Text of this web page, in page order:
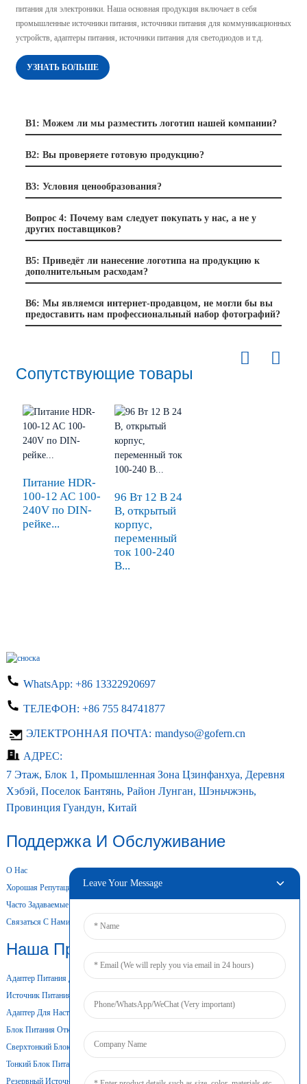
питания для электроники. Наша основная продукция включает в себя
промышленные источники питания, источники питания для коммуникационных
устройств, адаптеры питания, источники питания для светодиодов и т.д.
УЗНАТЬ БОЛЬШЕ
В1: Можем ли мы разместить логотип нашей компании?
В2: Вы проверяете готовую продукцию?
В3: Условия ценообразования?
Вопрос 4: Почему вам следует покупать у нас, а не у
других поставщиков?
В5: Приведёт ли нанесение логотипа на продукцию к
дополнительным расходам?
В6: Мы являемся интернет-продавцом, не могли бы вы
предоставить нам профессиональный набор фотографий?
Сопутствующие товары
Питание HDR-
100-12 AC 100-
240V по DIN-
рейке...
96 Вт 12 В 24
В, открытый
корпус,
переменный
ток 100-240
В...
WhatsApp: +86 13322920697
ТЕЛЕФОН: +86 755 84741877
ЭЛЕКТРОННАЯ ПОЧТА: mandyso@gofern.cn
АДРЕС:
7 Этаж, Блок 1, Промышленная Зона Цзинфанхуа, Деревня
Хэбэй, Поселок Бантянь, Район Лунган, Шэньчжэнь,
Провинция Гуандун, Китай
Поддержка И Обслуживание
О Нас
Хорошая Репутация
Часто Задаваемые Вопросы
Связаться С Нами
Наша Продукция
Адаптер Питания Для Настольного Компьютера
Источник Питания Переменного/постоянного Тока
Адаптер Для Настенного Крепления
Блок Питания Открытого Типа
Сверхтонкий Блок Питания
Тонкий Блок Питания
Резервный Источник Питания От Батареи
Leave Your Message